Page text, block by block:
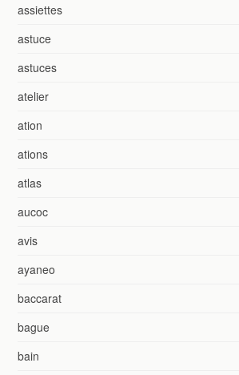
assiettes
astuce
astuces
atelier
ation
ations
atlas
aucoc
avis
ayaneo
baccarat
bague
bain